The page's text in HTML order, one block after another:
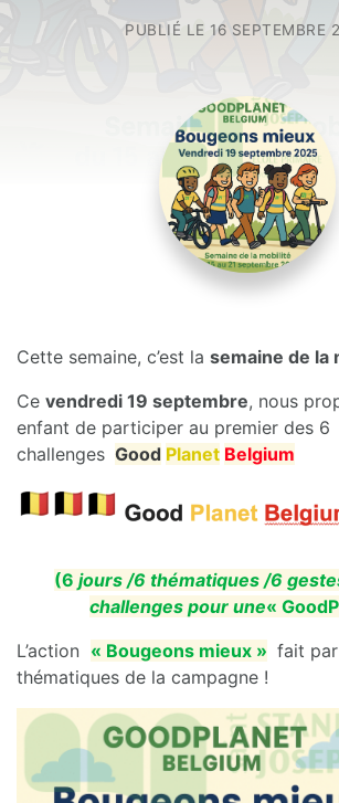
PUBLIÉ LE 16 SEPTEMBRE
Cette semaine, c’est la semaine de la
Ce vendredi 19 septembre, nous
enfant de participer au premier des 6
challenges Good Planet Belgium
(6 jours /6 thématiques /6
challenges pour une«
L’action « Bougeons mieux » fait
thématiques de la campagne !